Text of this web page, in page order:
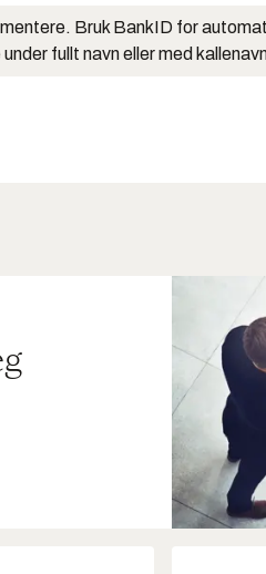
Bruk BankID for
fullt navn eller med